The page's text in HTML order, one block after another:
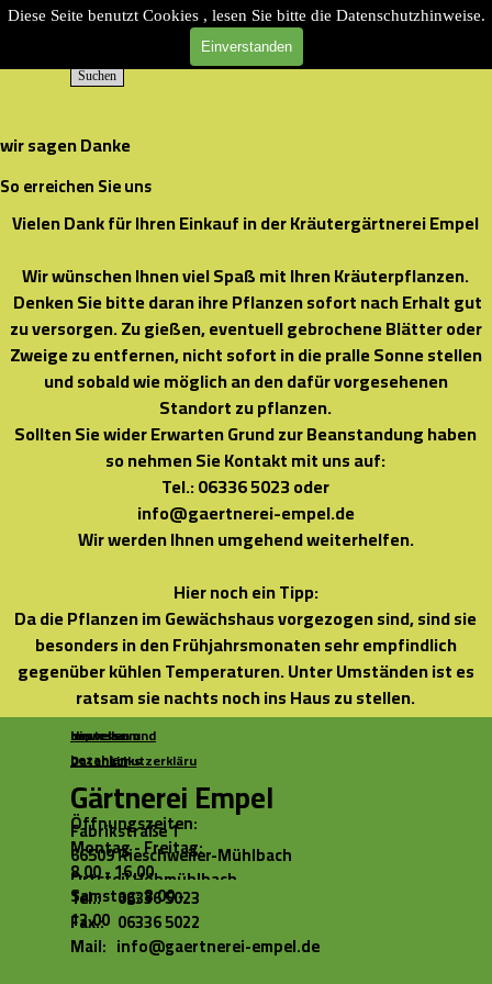
Diese Seite benutzt Cookies , lesen Sie bitte die Datenschutzhinweise.
Einverstanden
Direkt zum Seiteninhalt
Suchen
wir sagen Danke
So erreichen Sie uns
Vielen Dank für Ihren Einkauf in der Kräutergärtnerei Empel
Wir wünschen Ihnen viel Spaß mit Ihren Kräuterpflanzen.
Denken Sie bitte daran ihre Pflanzen sofort nach Erhalt gut
zu versorgen. Zu gießen, eventuell gebrochene Blätter oder
Zweige zu entfernen, nicht sofort in die pralle Sonne stellen
und sobald wie möglich an den dafür vorgesehenen
Standort zu pflanzen.
Sollten Sie wider Erwarten Grund zur Beanstandung haben
so nehmen Sie Kontakt mit uns auf:
Tel.: 06336 5023 oder
info@gaertnerei-empel.de
Wir werden Ihnen umgehend weiterhelfen.
Hier noch ein Tipp:
Da die Pflanzen im Gewächshaus vorgezogen sind, sind sie
besonders in den Frühjahrsmonaten sehr empfindlich
gegenüber kühlen Temperaturen. Unter Umständen ist es
ratsam sie nachts noch ins Haus zu stellen.
Hinweise
bestellen und
bezahlenLinks
Impressum
Datenschutzerklärung
Gärtnerei Empel
Fabrikstraße 1
66509 Rieschweiler-Mühlbach
Ortsteil Höhmühlbach
Tel.: 06336 5023
Fax.: 06336 5022
Mail: info@gaertnerei-empel.de
Öffnungszeiten:
Montag - Freitag:
8.00 - 16.00
Samstag: 8.00 -
12.00